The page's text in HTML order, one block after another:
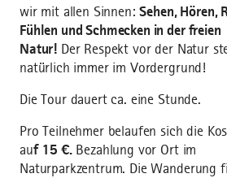
wir mit allen Sinnen:Sehen, Hören,
Fühlen und Schmecken in der freien
Natur! Der Respekt vor der Natur
natürlich immer im Vordergrund!
Die Tour dauert ca. eine Stunde.
Pro Teilnehmer belaufen sich die
auf 15 €.Bezahlung vor Ort im
Naturparkzentrum. Die Wanderung